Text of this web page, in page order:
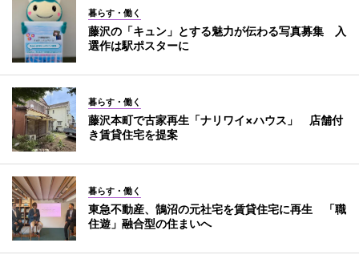
暮らす・働く
藤沢の「キュン」とする魅力が伝わる写真募集 入
選作は駅ポスターに
暮らす・働く
藤沢本町で古家再生「ナリワイ×ハウス」 店舗付
き賃貸住宅を提案
暮らす・働く
東急不動産、鵠沼の元社宅を賃貸住宅に再生 「職
住遊」融合型の住まいへ